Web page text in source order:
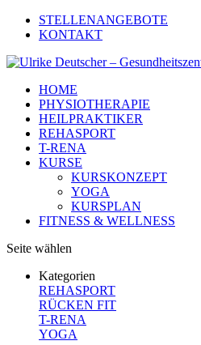
STELLENANGEBOTE
KONTAKT
HOME
PHYSIOTHERAPIE
HEILPRAKTIKER
REHASPORT
T-RENA
KURSE
KURSKONZEPT
YOGA
KURSPLAN
FITNESS & WELLNESS
Seite wählen
Kategorien
REHASPORT
RÜCKEN FIT
T-RENA
YOGA